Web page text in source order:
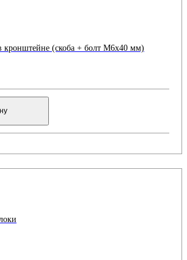
кронштейне (скоба + болт М6х40 мм)